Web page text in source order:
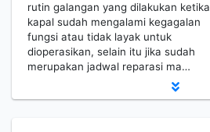
rutin galangan yang dilakukan ketika
kapal sudah mengalami kegagalan
fungsi atau tidak layak untuk
dioperasikan, selain itu jika sudah
merupakan jadwal reparasi ma…